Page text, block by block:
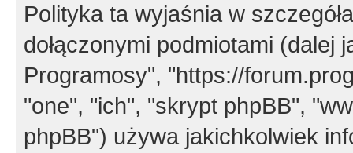
Polityka ta wyjaśnia w
dołączonymi podmiotami (dalej
Programosy", "https://
"one", "ich", "skrypt phpBB",
phpBB") używa jakichkolwiek